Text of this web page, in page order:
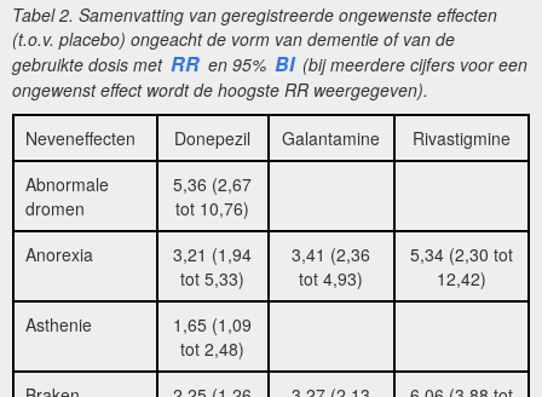
Tabel 2. Samenvatting van geregistreerde ongewenste effecten
(t.o.v. placebo) ongeacht de vorm van dementie of van de
gebruikte dosis met RR en 95% BI (bij meerdere cijfers voor een
ongewenst effect wordt de hoogste RR weergegeven).
Neveneffecten Donepezil Galantamine
Rivastigmine
Abnormale
dromen
5,36 (2,67
tot 10,76)
Anorexia
3,21 (1,94
tot 5,33)
3,41 (2,36
tot 4,93)
5,34 (2,30 tot
12,42)
Asthenie
1,65 (1,09
tot 2,48)